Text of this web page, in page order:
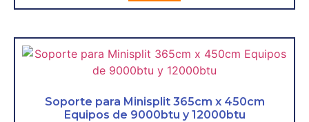
Soporte para Minisplit 365cm x 450cm
Equipos de 9000btu y 12000btu